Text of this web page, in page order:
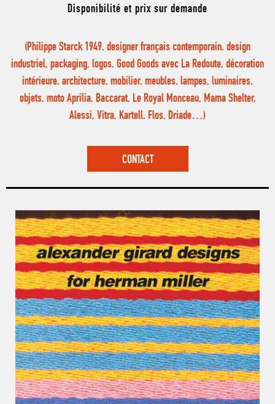
Disponibilité et prix sur demande
(Philippe Starck 1949, designer français contemporain, design
industriel, packaging, logos, Good Goods avec La Redoute, décoration
intérieure, architecture, mobilier, meubles, lampes, luminaires,
objets, moto Aprilia, Baccarat, Le Royal Monceau, Mama Shelter,
Alessi, Vitra, Kartell, Flos, Driade…)
CONTACT